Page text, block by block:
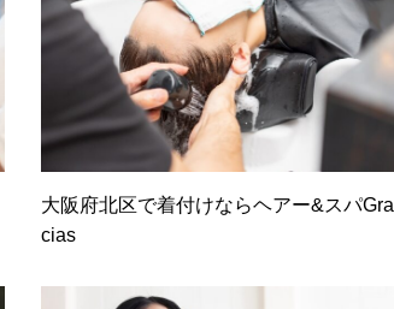
大阪府北区で着付けならヘアー&スパGra
cias